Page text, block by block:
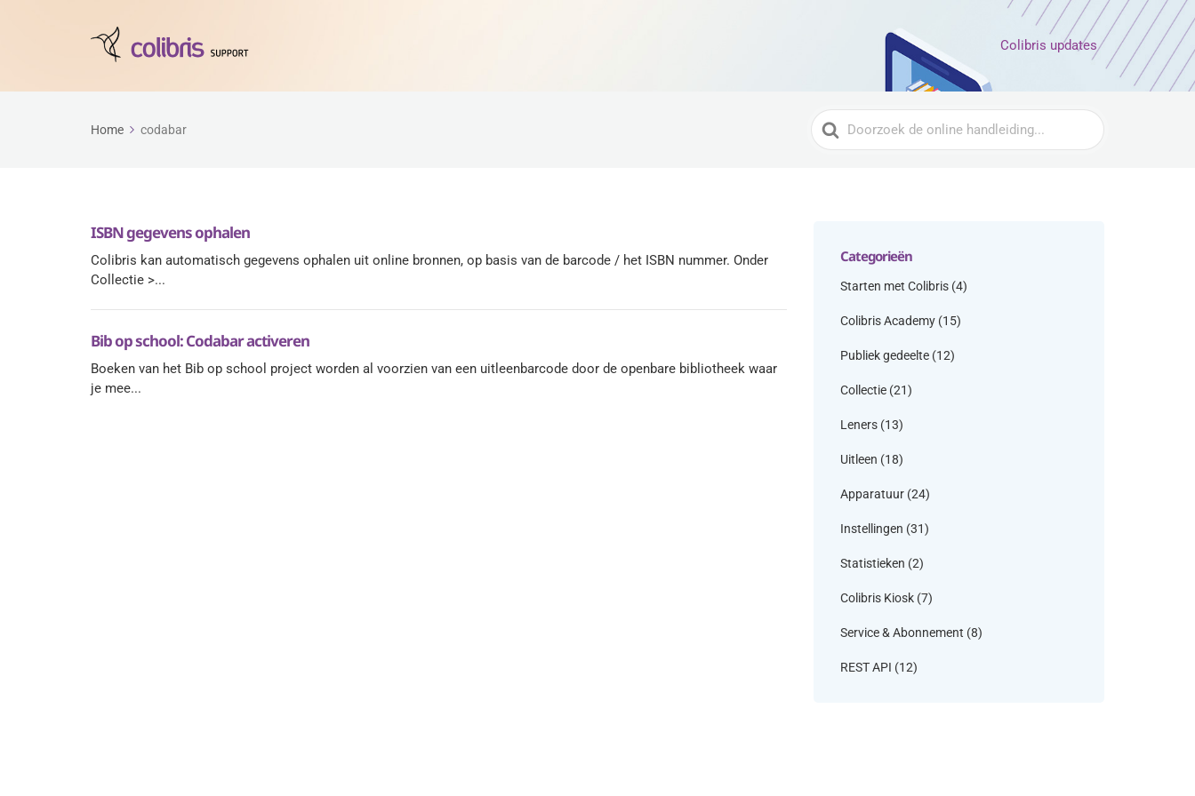
Colibris updates
Home codabar
Zoeken
naar
ISBN gegevens ophalen
Colibris kan automatisch gegevens ophalen uit online bronnen, op basis van de barcode / het ISBN nummer. Onder
Collectie >...
Bib op school: Codabar activeren
Boeken van het Bib op school project worden al voorzien van een uitleenbarcode door de openbare bibliotheek waar
je mee...
Categorieën
Starten met Colibris (4)
Colibris Academy (15)
Publiek gedeelte (12)
Collectie (21)
Leners (13)
Uitleen (18)
Apparatuur (24)
Instellingen (31)
Statistieken (2)
Colibris Kiosk (7)
Service & Abonnement (8)
REST API (12)